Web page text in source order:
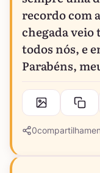
recordo com
chegada veio
todos nós, e
Parabéns,
0